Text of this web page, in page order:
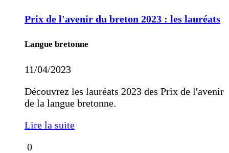
Prix de l'avenir du breton 2023 : les lauréats
Langue bretonne
11/04/2023
Découvrez les lauréats 2023 des Prix de l'avenir
de la langue bretonne.
Lire la suite
0